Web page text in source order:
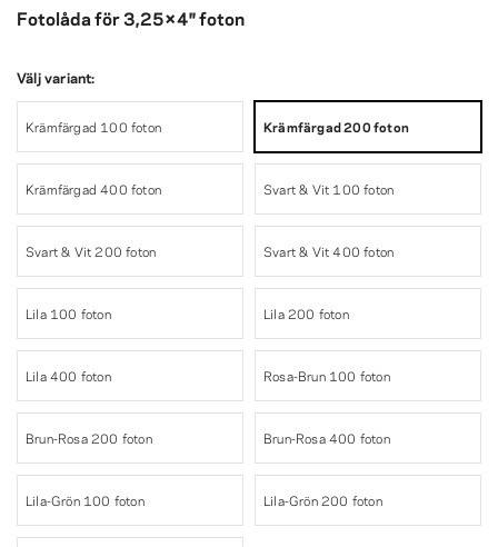
Fotolåda för 3,25×4″ foton
Välj variant:
Krämfärgad 100 foton Krämfärgad 200 foton
Krämfärgad 400 foton Svart & Vit 100 foton
Svart & Vit 200 foton Svart & Vit 400 foton
Lila 100 foton Lila 200 foton
Lila 400 foton Rosa-Brun 100 foton
Brun-Rosa 200 foton Brun-Rosa 400 foton
Lila-Grön 100 foton Lila-Grön 200 foton